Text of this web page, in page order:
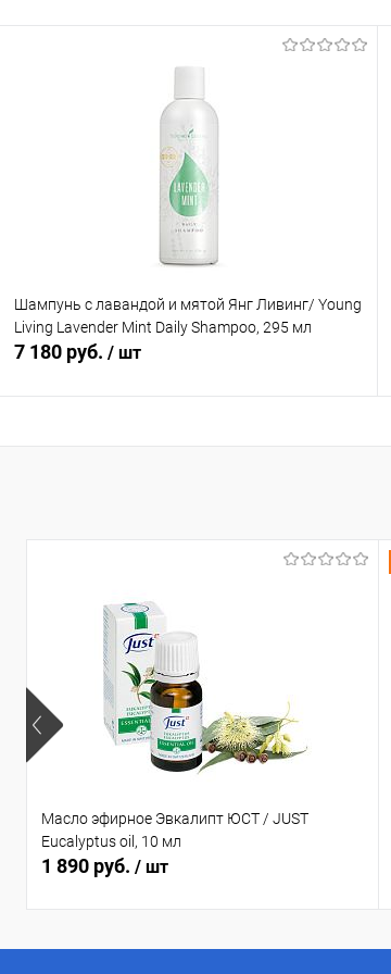
В корзину
Шампунь с лавандой и мятой Янг Ливинг/ Young
Living Lavender Mint Daily Shampoo, 295 мл
7 180 руб. / шт
Масло эфирное Эвкалипт ЮСТ / JUST
Eucalyptus oil, 10 мл
1 890 руб. / шт